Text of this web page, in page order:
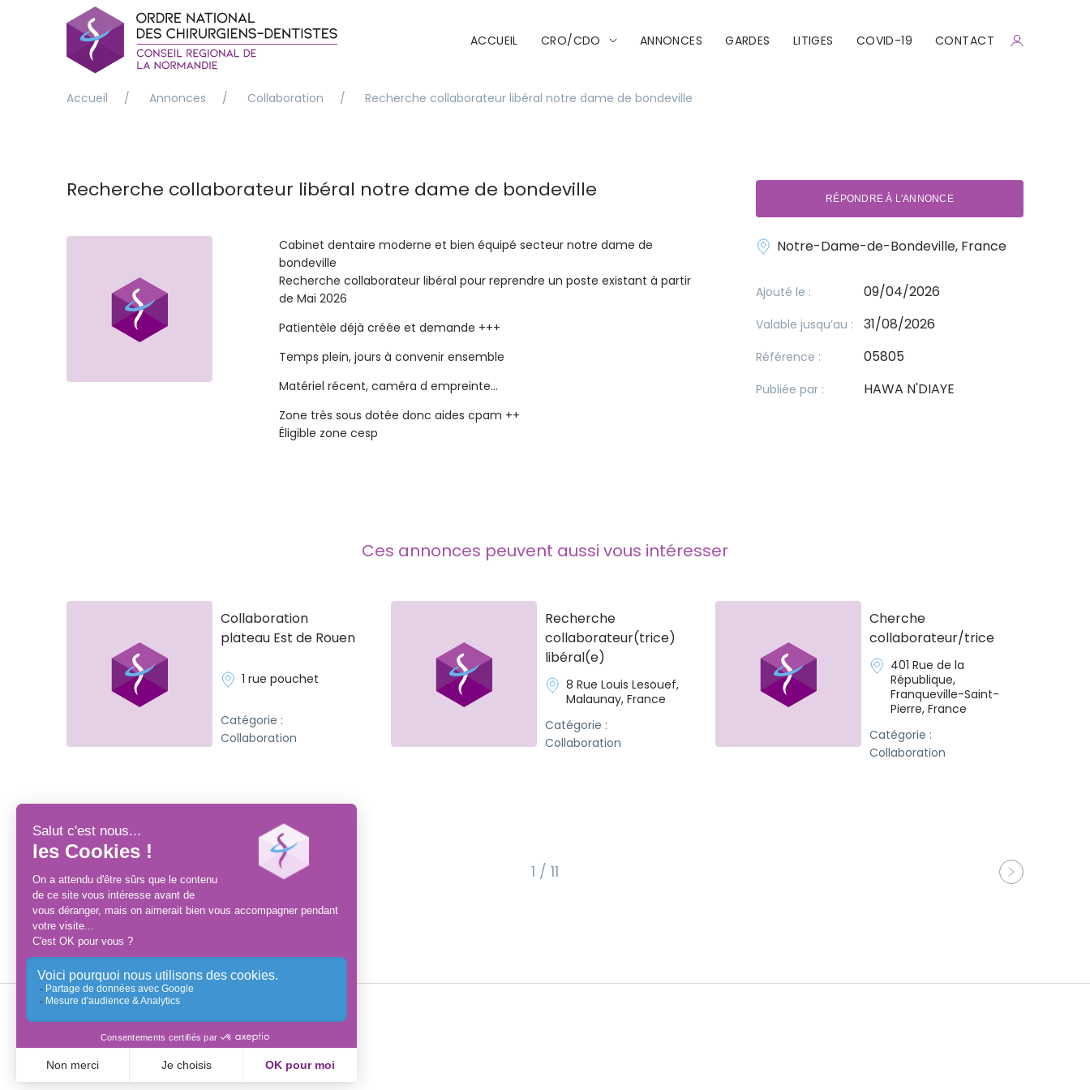
ACCUEIL CRO/CDO ANNONCES GARDES LITIGES COVID-19 CONTACT
Accueil / Annonces / Collaboration / Recherche collaborateur libéral notre dame de bondeville
Recherche collaborateur libéral notre dame de bondeville
Cabinet dentaire moderne et bien équipé secteur notre dame de
bondeville
Recherche collaborateur libéral pour reprendre un poste existant à partir
de Mai 2026
Patientèle déjà créée et demande +++
Temps plein, jours à convenir ensemble
Matériel récent, caméra d empreinte…
Zone très sous dotée donc aides cpam ++
Éligible zone cesp
RÉPONDRE À L'ANNONCE
Notre-Dame-de-Bondeville, France
Ajouté le : 09/04/2026
Valable jusqu’au : 31/08/2026
Référence : 05805
Publiée par : HAWA N'DIAYE
Ces annonces peuvent aussi vous intéresser
Collaboration
plateau Est de Rouen
1 rue pouchet
Catégorie :
Collaboration
Recherche
collaborateur(trice)
libéral(e)
8 Rue Louis Lesouef,
Malaunay, France
Catégorie :
Collaboration
Cherche
collaborateur/trice
401 Rue de la
République,
Franqueville-Saint-
Pierre, France
Catégorie :
Collaboration
1 / 11